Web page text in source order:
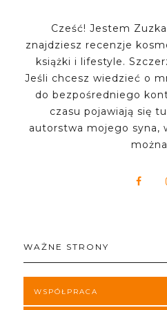
Cześć! Jestem
znajdziesz recenzje
książki i lifestyle.
Jeśli chcesz wiedzieć o
do bezpośredniego
czasu pojawiają się
autorstwa mojego syna,
WAŻNE STRONY
WSPÓŁPRACA